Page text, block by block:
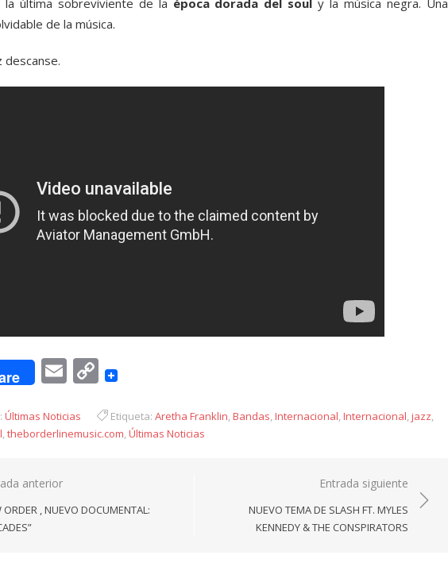
de la música.
descanse.
EmailCopy
Últimas Noticias Etiqueta: Aretha Franklin Bandas Internacional Internacional jazz
theborderlinemusic.com Últimas Noticias
anterior
ORDER , NUEVO DOCUMENTAL:
Entrada siguiente
NUEVO TEMA DE SLASH FT. MYLES
KENNEDY & THE CONSPIRATORS